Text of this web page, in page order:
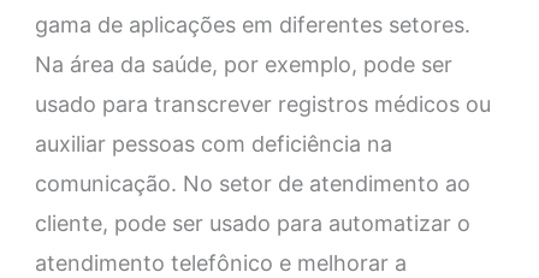
gama de aplicações em diferentes setores.
Na área da saúde, por exemplo, pode ser
usado para transcrever registros médicos ou
auxiliar pessoas com deficiência na
comunicação. No setor de atendimento ao
cliente, pode ser usado para automatizar o
atendimento telefônico e melhorar a